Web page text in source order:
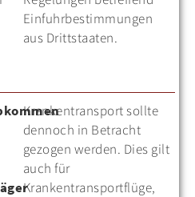
aus Drittstaaten.
Krankentransport sollte
dennoch in Betracht
gezogen werden. Dies gilt
auch für
Krankentransportflüge,